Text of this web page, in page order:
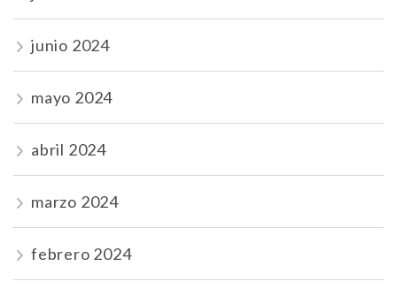
junio 2024
mayo 2024
abril 2024
marzo 2024
febrero 2024